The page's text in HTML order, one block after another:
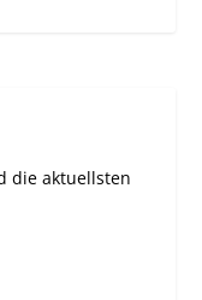
die aktuellsten